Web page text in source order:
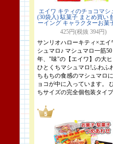
エイワ キティのチョコマシ
(30袋入) 駄菓子 まとめ買い
ーイング キャラクターお菓
425円(税抜 394円)
サンリオハローキティ×エイ
シュマロ♪ マシュマロ一筋50
年、"味"の【エイワ】の大ヒ
ひとくちマシュマロ!ふわふ
ちもちの食感のマシュマロ
ョコが中に入っています。
ちサイズの完全個包装タイプ